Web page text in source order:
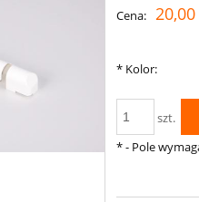
Cena: 20,00
* Kolor:
szt.
*- Pole